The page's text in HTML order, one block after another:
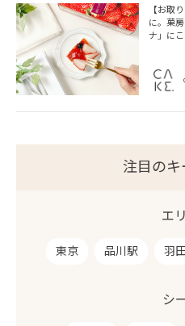
【お取
に。菓
ナ」に
注目のキ
エ
東京 品川駅 羽
シ